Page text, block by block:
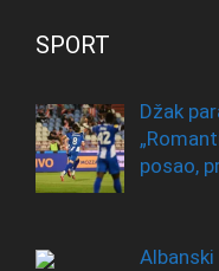
SPORT
Džak
posao,